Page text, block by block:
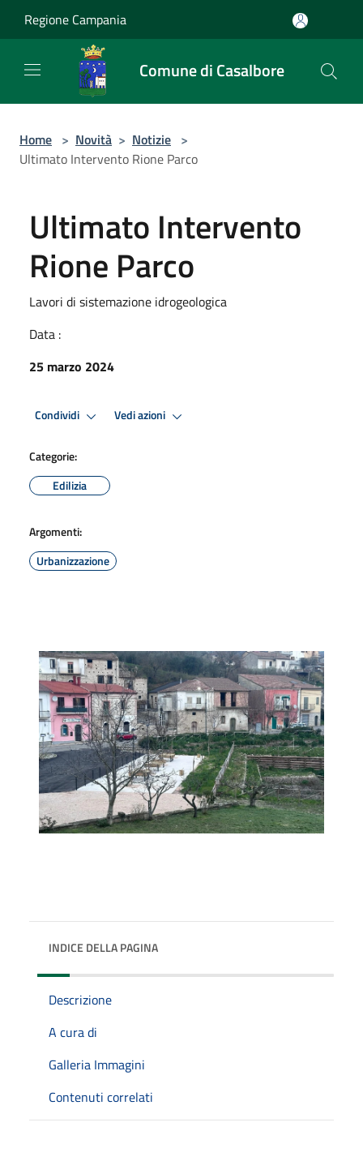
Regione Campania
Comune di Casalbore
Home > Novità > Notizie >
Ultimato Intervento Rione Parco
Ultimato Intervento
Rione Parco
Lavori di sistemazione idrogeologica
Data :
25 marzo 2024
Condividi Vedi azioni
Categorie:
Edilizia
Argomenti:
Urbanizzazione
INDICE DELLA PAGINA
Descrizione
A cura di
Galleria Immagini
Contenuti correlati